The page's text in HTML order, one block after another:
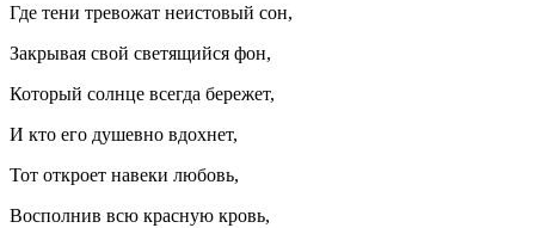
Где тени тревожат неистовый сон,
Закрывая свой светящийся фон,
Который солнце всегда бережет,
И кто его душевно вдохнет,
Тот откроет навеки любовь,
Восполнив всю красную кровь,